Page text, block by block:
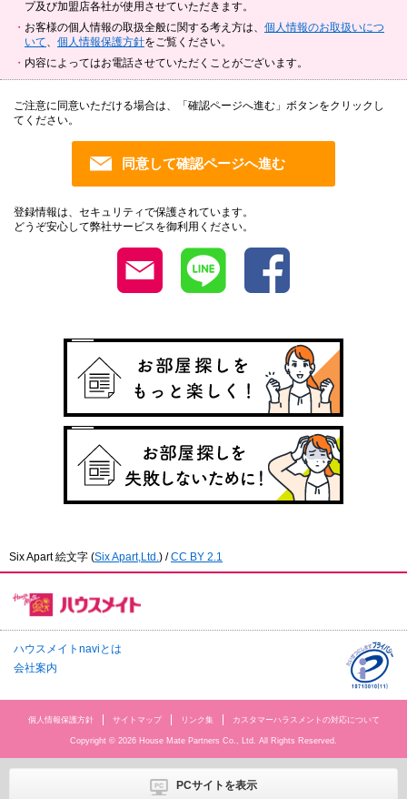
プ及び加盟店各社が使用させていただきます。
お客様の個人情報の取扱全般に関する考え方は、 個人情報のお取扱いにつ
いて
個人情報保護方針をご覧ください。
内容によってはお電話させていただくことがございます。
ご注意に同意いただける場合は、「確認ページへ進む」ボタンをクリックし
てください。
登録情報は、セキュリティで保護されています。
どうぞ安心して弊社サービスを御利用ください。
Six Apart 絵文字 (Six Apart,Ltd. ) /CC BY 2.1
ハウスメイトnaviとは
会社案内
個人情報保護方針 サイトマップ リンク集 カスタマーハラスメントの対応について
Copyright © 2026 House Mate Partners Co., Ltd. All Rights Reserved.
PCサイトを表示